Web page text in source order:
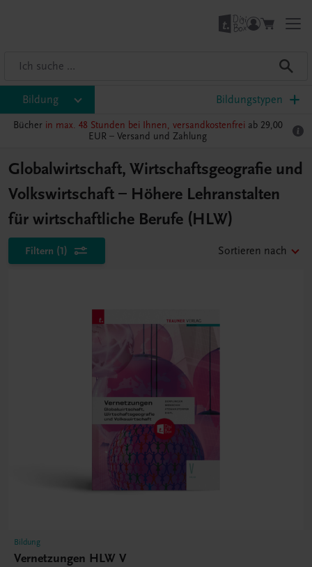
Bildung Bildungstypen
Bücher in max. 48 Stunden bei Ihnen, versandkostenfrei ab 29,00
EUR – Versand und Zahlung
Globalwirtschaft, Wirtschaftsgeografie und
Volkswirtschaft – Höhere Lehranstalten
für wirtschaftliche Berufe (HLW)
Filtern (1) Sortieren nach
Bildung
Vernetzungen HLW V